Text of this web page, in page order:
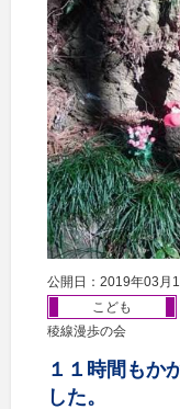
公開日：2019年03月
こども
稜線漫歩の会
１１時間もか
した。